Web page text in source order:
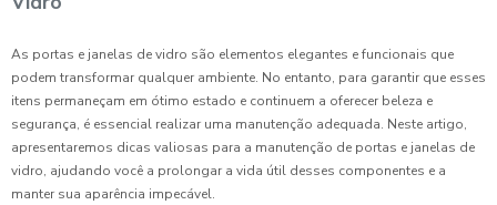
As portas e janelas de vidro são elementos elegantes e funcionais que
podem transformar qualquer ambiente. No entanto, para garantir que esses
itens permaneçam em ótimo estado e continuem a oferecer beleza e
segurança, é essencial realizar uma manutenção adequada. Neste artigo,
apresentaremos dicas valiosas para a manutenção de portas e janelas de
vidro, ajudando você a prolongar a vida útil desses componentes e a
manter sua aparência impecável.